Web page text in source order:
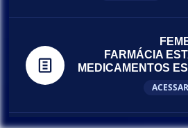
FARMÁCIA
MEDICAMENTOS